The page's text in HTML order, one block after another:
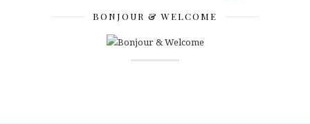
BONJOUR & WELCOME